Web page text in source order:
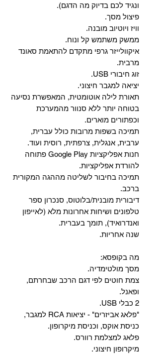
ונגיד לכם בדיוק מה הדגם).
פיצול מסך.
וויז ויוטיוב מובנה.
ממשק משתמש קל ונוח.
איקוולייזר גרפי מתקדם להתאמת סאונד
מרבית.
זוג חיבורי USB.
יציאה למגבר חיצוני.
תאורת לילה אוטומטית, המאפשרת נסיעה
בטוחה יותר ללא סנוור מהמערכת
וכפתורים מוארים.
תמיכה בשפות מרובות כולל עברית,
ערבית, אנגלית, צרפתית, רוסית ועוד.
‏חנות אפליקציות Google Play פתוחה
להורדת אפליקציות.
‏תמיכה בחיבור לשליטה מההגה המקורית
ברכב.
‏דיבורית מובנית/בלוטוס, ‏סנכרון ספר
טלפונים ושיחות אחרונות מלא (לאייפון
ואנדרואיד), תומך בעברית.
שנה אחריות.
מה בקופסא:
מסך מולטימדיה.
צמת חוטים לפי דגם הרכב שבחרתם,
ופאנל.
2 כבלי USB.
"פלאג אביזרים" - יציאות RCA למגבר,
כניסת אוקס, וכניסת מיקרופון.
פלאג למצלמת רוורס.
מיקרופון חיצוני.